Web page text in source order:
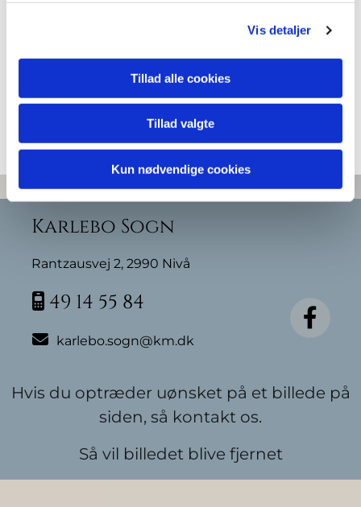
Vis detaljer
Tillad alle cookies
Tillad valgte
Kun nødvendige cookies
Karlebo Sogn
Rantzausvej 2, 2990 Nivå
 49 14 55 84
 karlebo.sogn@km.dk
Hvis du optræder uønsket på et billede på
siden, så kontakt os.
Så vil billedet blive fjernet